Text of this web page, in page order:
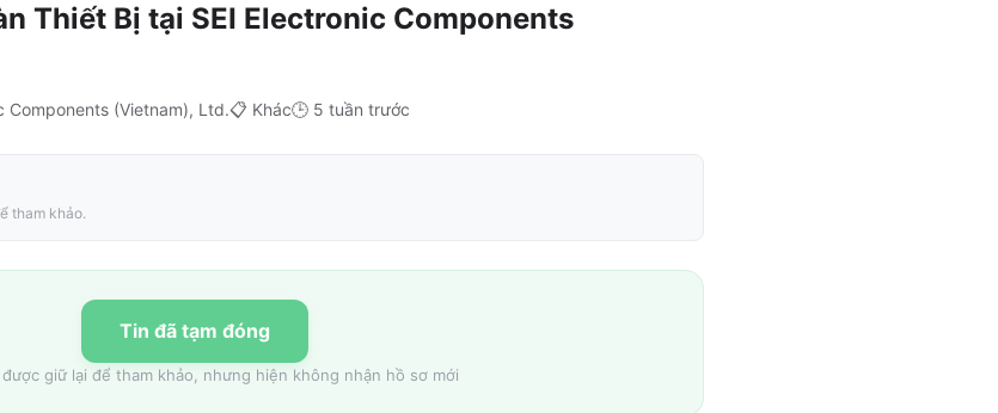
Thiết Bị tại SEI Electronic Components
Components (Vietnam), Ltd.📋 Khác🕒 5 tuần trước
tham khảo.
Tin đã tạm đóng
giữ lại để tham khảo, nhưng hiện không nhận hồ sơ mới